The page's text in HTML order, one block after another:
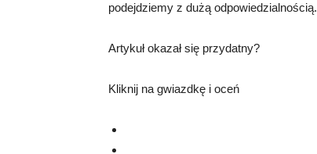
podejdziemy z dużą odpowiedzialnością.
Artykuł okazał się przydatny?
Kliknij na gwiazdkę i oceń